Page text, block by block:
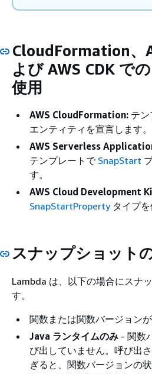
CloudFormation、
よび AWS CDK で
使用
AWS CloudFormation: テ
エンティティを宣言します。
AWS Serverless
テンプレートで SnapStart
す。
AWS Cloud Development
SnapStartPropertyタイプを
スナップショット
Lambda は、以下の場合にスナ
す。
関数または関数バージョンが
Java ランタイムのみ - 関数
び出していません。呼び出
ぎると、関数バージョンの